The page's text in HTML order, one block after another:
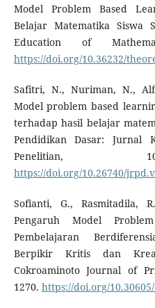
Model Problem Based
Belajar Matematika Siswa
Education of
https://doi.org/10.36232/
Safitri, N., Nuriman, N.,
Model problem based
terhadap hasil belajar
Pendidikan Dasar: Jurnal
Penelitian,
https://doi.org/10.26740/
Sofianti, G., Rasmitadila,
Pengaruh Model
Pembelajaran
Berpikir Kritis dan
Cokroaminoto Journal of
1270. https://doi.org/